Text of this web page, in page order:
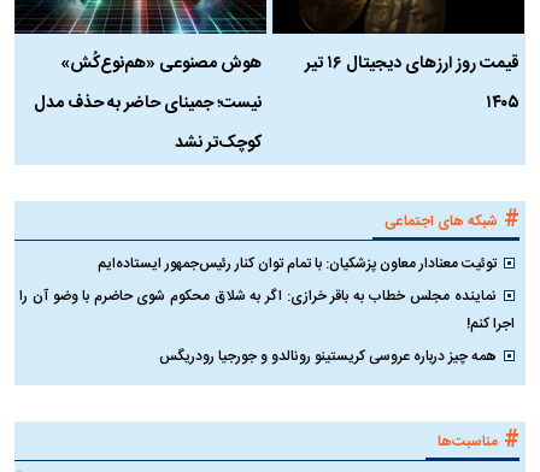
قیمت روز ارز‌های دیجیتال ۱۶ تیر
۱۴۰۵
هوش مصنوعی «هم‌نوع‌کُش»
نیست؛ جمینای حاضر به حذف مدل
کوچک‌تر نشد
# شبکه های اجتماعی
توئیت معنادار معاون پزشکیان: با تمام توان کنار رئیس‌جمهور ایستاده‌ایم
نماینده مجلس خطاب به باقر خرازی: اگر به شلاق محکوم شوی حاضرم با وضو آن را
اجرا کنم!
همه چیز درباره عروسی کریستینو رونالدو و جورجیا رودریگس
# مناسبت‌ها